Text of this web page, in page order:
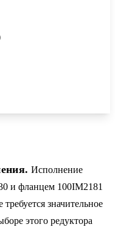
Исполнение
и фланцем 100IM2181
значительное
этого редуктора